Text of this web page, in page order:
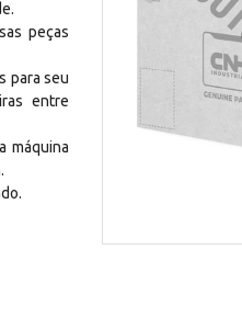
peças
para seu
entre
máquina